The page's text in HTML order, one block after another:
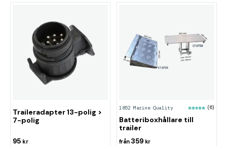
Traileradapter 13-polig >
7-polig
95 kr
1852 Marine Quality (6)
Batteriboxhållare till
trailer
från 359 kr